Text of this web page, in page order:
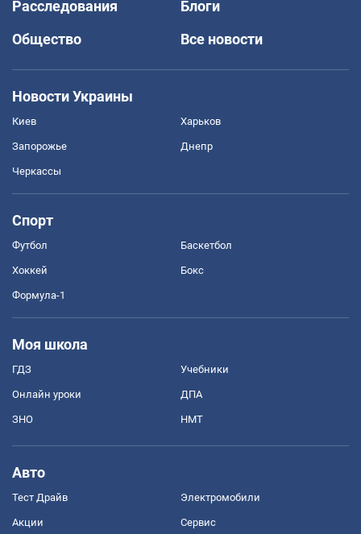
Расследования
Блоги
Общество
Все новости
Новости Украины
Киев Харьков
Запорожье Днепр
Черкассы
Спорт
Футбол Баскетбол
Хоккей Бокс
Формула-1
Моя школа
ГДЗ Учебники
Онлайн уроки ДПА
ЗНО НМТ
Авто
Тест Драйв Электромобили
Акции Сервис